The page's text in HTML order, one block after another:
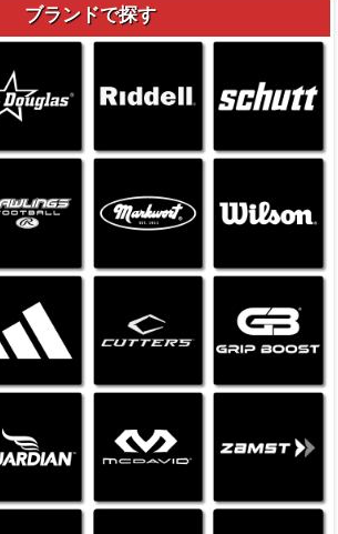
ブランドで探す